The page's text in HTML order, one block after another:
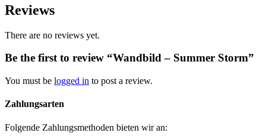
Reviews
There are no reviews yet.
Be the first to review “Wandbild – Summer Storm”
You must be logged in to post a review.
Zahlungsarten
Folgende Zahlungsmethoden bieten wir an: